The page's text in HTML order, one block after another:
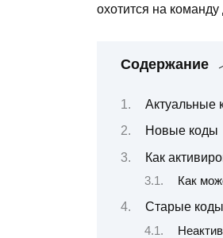
охотится на
Содержание
Актуальные
Новые коды
Как
Как
Старые коды